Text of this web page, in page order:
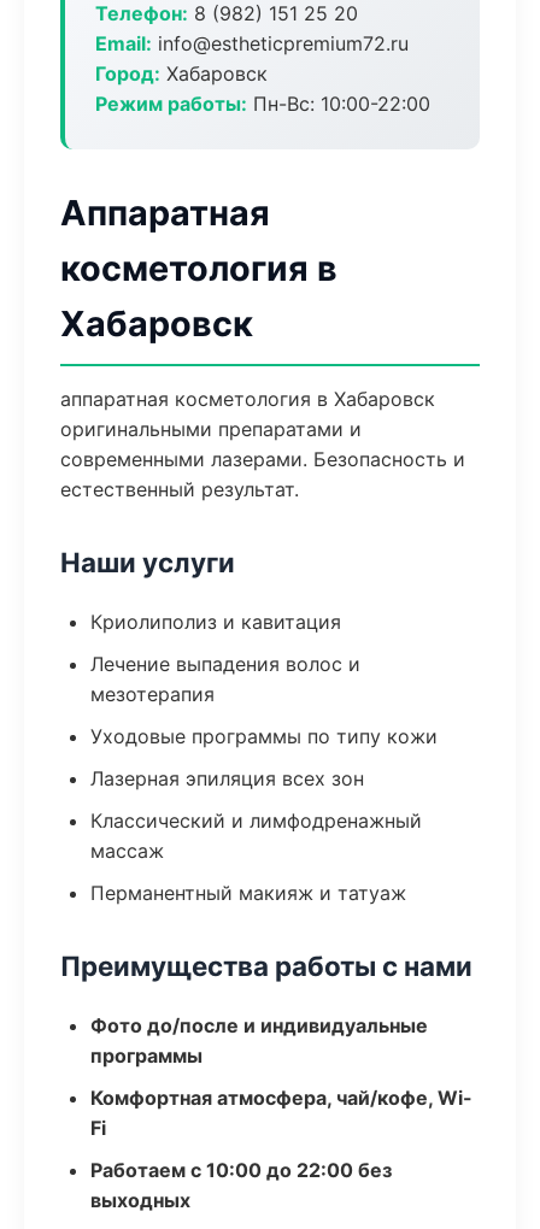
Телефон: 8 (982) 151 25 20
Email: info@estheticpremium72.ru
Город: Хабаровск
Режим работы: Пн-Вс: 10:00-22:00
Аппаратная
косметология в
Хабаровск
аппаратная косметология в Хабаровск
оригинальными препаратами и
современными лазерами. Безопасность и
естественный результат.
Наши услуги
Криолиполиз и кавитация
Лечение выпадения волос и
мезотерапия
Уходовые программы по типу кожи
Лазерная эпиляция всех зон
Классический и лимфодренажный
массаж
Перманентный макияж и татуаж
Преимущества работы с нами
Фото до/после и индивидуальные
программы
Комфортная атмосфера, чай/кофе, Wi-
Fi
Работаем с 10:00 до 22:00 без
выходных